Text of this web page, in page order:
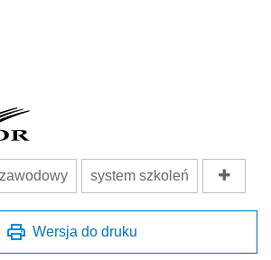
system szkoleń
Wersja do druku